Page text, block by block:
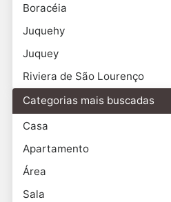
Boracéia
Juquehy
Juquey
Riviera de São Lourenço
Categorias mais buscadas
Casa
Apartamento
Área
Sala